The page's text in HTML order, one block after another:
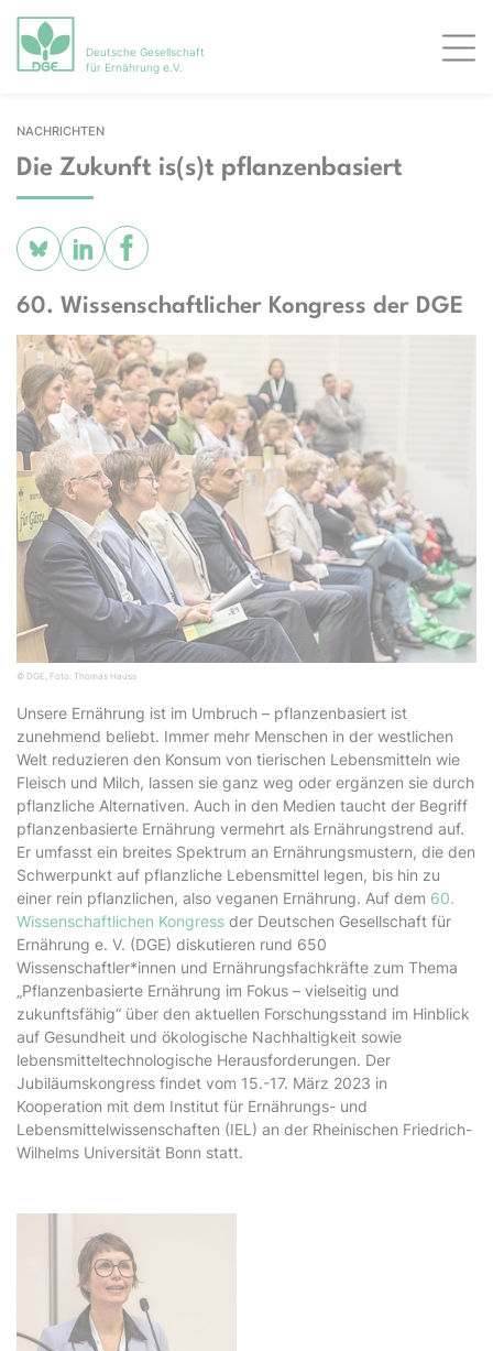
Deutsche Gesellschaft
für Ernährung e.V.
NACHRICHTEN
Die Zukunft is(s)t pflanzenbasiert
60. Wissenschaftlicher Kongress der DGE
© DGE, Foto: Thomas Hauss
Unsere Ernährung ist im Umbruch – pflanzenbasiert ist
zunehmend beliebt. Immer mehr Menschen in der westlichen
Welt reduzieren den Konsum von tierischen Lebensmitteln wie
Fleisch und Milch, lassen sie ganz weg oder ergänzen sie durch
pflanzliche Alternativen. Auch in den Medien taucht der Begriff
pflanzenbasierte Ernährung vermehrt als Ernährungstrend auf.
Er umfasst ein breites Spektrum an Ernährungsmustern, die den
Schwerpunkt auf pflanzliche Lebensmittel legen, bis hin zu
einer rein pflanzlichen, also veganen Ernährung. Auf dem 60.
Wissenschaftlichen Kongress der Deutschen Gesellschaft für
Ernährung e. V. (DGE) diskutieren rund 650
Wissenschaftler*innen und Ernährungsfachkräfte zum Thema
„Pflanzenbasierte Ernährung im Fokus – vielseitig und
zukunftsfähig“ über den aktuellen Forschungsstand im Hinblick
auf Gesundheit und ökologische Nachhaltigkeit sowie
lebensmitteltechnologische Herausforderungen. Der
Jubiläumskongress findet vom 15.-17. März 2023 in
Kooperation mit dem Institut für Ernährungs- und
Lebensmittelwissenschaften (IEL) an der Rheinischen Friedrich-
Wilhelms Universität Bonn statt.